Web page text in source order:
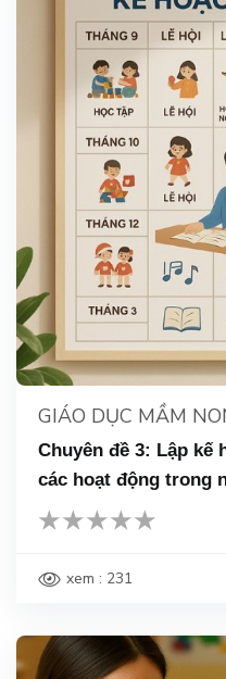
GIÁO DỤC MẦM
Chuyên đề 3: Lập kế
các hoạt động trong
xem : 231